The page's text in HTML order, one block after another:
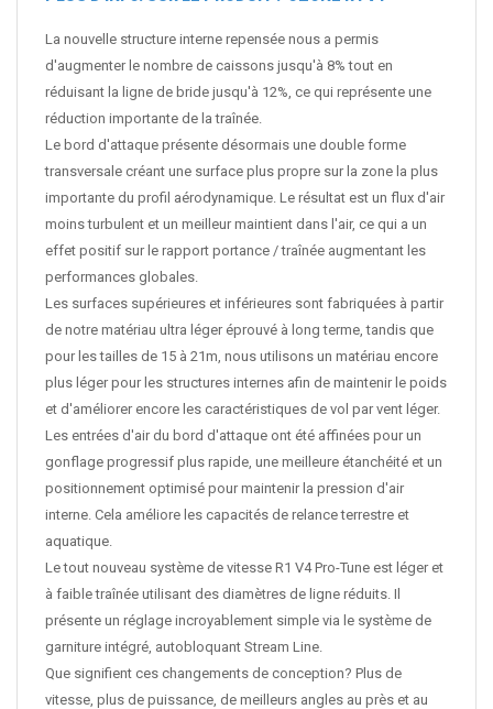
La nouvelle structure interne repensée nous a permis
d'augmenter le nombre de caissons jusqu'à 8% tout en
réduisant la ligne de bride jusqu'à 12%, ce qui représente une
réduction importante de la traînée.
Le bord d'attaque présente désormais une double forme
transversale créant une surface plus propre sur la zone la plus
importante du profil aérodynamique. Le résultat est un flux d'air
moins turbulent et un meilleur maintient dans l'air, ce qui a un
effet positif sur le rapport portance / traînée augmentant les
performances globales.
Les surfaces supérieures et inférieures sont fabriquées à partir
de notre matériau ultra léger éprouvé à long terme, tandis que
pour les tailles de 15 à 21m, nous utilisons un matériau encore
plus léger pour les structures internes afin de maintenir le poids
et d'améliorer encore les caractéristiques de vol par vent léger.
Les entrées d'air du bord d'attaque ont été affinées pour un
gonflage progressif plus rapide, une meilleure étanchéité et un
positionnement optimisé pour maintenir la pression d'air
interne. Cela améliore les capacités de relance terrestre et
aquatique.
Le tout nouveau système de vitesse R1 V4 Pro-Tune est léger et
à faible traînée utilisant des diamètres de ligne réduits. Il
présente un réglage incroyablement simple via le système de
garniture intégré, autobloquant Stream Line.
Que signifient ces changements de conception? Plus de
vitesse, plus de puissance, de meilleurs angles au près et au